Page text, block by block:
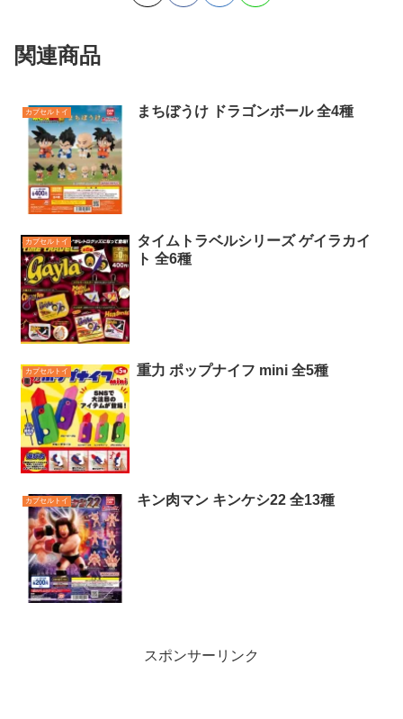
関連商品
カプセルトイ まちぼうけ ドラゴンボール 全4種
カプセルトイ
タイムトラベルシリーズ ゲイラカイ
ト 全6種
カプセルトイ 重力 ポップナイフ mini 全5種
カプセルトイ キン肉マン キンケシ22 全13種
スポンサーリンク